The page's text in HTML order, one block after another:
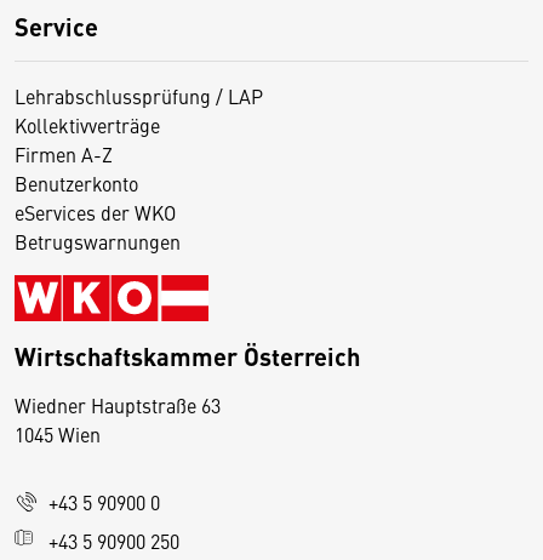
Service
Lehrabschlussprüfung / LAP
Kollektivverträge
Firmen A-Z
Benutzerkonto
eServices der WKO
Betrugswarnungen
Wirtschaftskammer Österreich
Wiedner Hauptstraße 63
1045 Wien
+43 5 90900 0
+43 5 90900 250
D
s
e